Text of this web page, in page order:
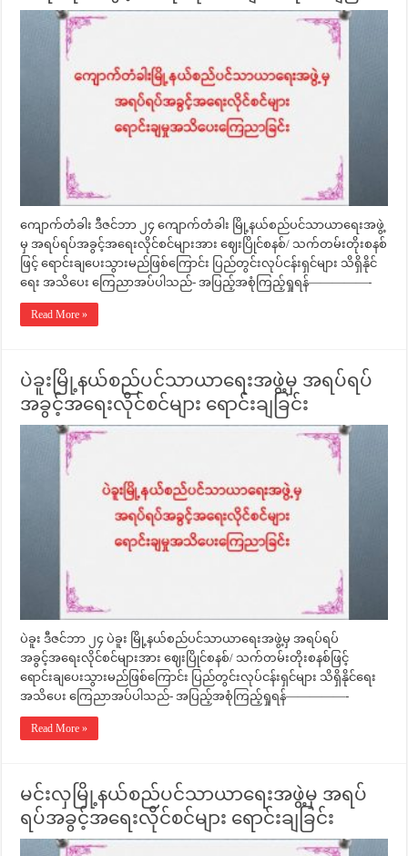
ကျောက်တံခါး ဒီဇင်ဘာ ၂၄ ကျောက်တံခါး မြို့နယ်စည်ပင်သာယာရေးအဖွဲ့
မှ အရပ်ရပ်အခွင့်အရေးလိုင်စင်များအား ဈေးပြိုင်စနစ်/ သက်တမ်းတိုးစနစ်
ဖြင့် ရောင်းချပေးသွားမည်ဖြစ်ကြောင်း ပြည်တွင်းလုပ်ငန်းရှင်များ သိရှိနိုင်
ရေး အသိပေး ကြေညာအပ်ပါသည်- အပြည့်အစုံကြည့်ရှုရန်—————-
Read More »
ပဲခူးမြို့နယ်စည်ပင်သာယာရေးအဖွဲ့မှ အရပ်ရပ်
အခွင့်အရေးလိုင်စင်များ ရောင်းချခြင်း
ပဲခူး ဒီဇင်ဘာ ၂၄ ပဲခူး မြို့နယ်စည်ပင်သာယာရေးအဖွဲ့မှ အရပ်ရပ်
အခွင့်အရေးလိုင်စင်များအား ဈေးပြိုင်စနစ်/ သက်တမ်းတိုးစနစ်ဖြင့်
ရောင်းချပေးသွားမည်ဖြစ်ကြောင်း ပြည်တွင်းလုပ်ငန်းရှင်များ သိရှိနိုင်ရေး
အသိပေး ကြေညာအပ်ပါသည်- အပြည့်အစုံကြည့်ရှုရန်—————-
Read More »
မင်းလှမြို့နယ်စည်ပင်သာယာရေးအဖွဲ့မှ အရပ်
ရပ်အခွင့်အရေးလိုင်စင်များ ရောင်းချခြင်း